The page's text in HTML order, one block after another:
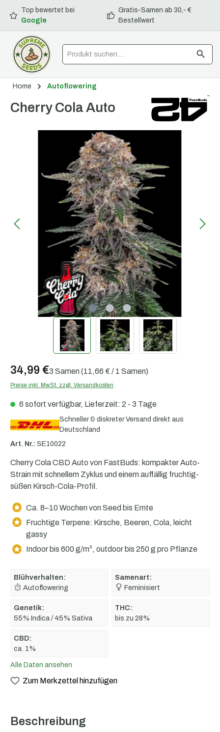
springen
Top bewertet bei
Google
Gratis-Samen ab 30,- €
Bestellwert
Home Autoflowering
Cherry Cola Auto
34,99 €3 Samen(11,66 € / 1 Samen)
Preise inkl. MwSt. zzgl. Versandkosten
6 sofort verfügbar, Lieferzeit: 2 - 3 Tage
Schneller & diskreter Versand direkt aus
Deutschland
Art. Nr.: SE10022
Cherry Cola CBD Auto von FastBuds: kompakter Auto-
Strain mit schnellem Zyklus und einem auffällig fruchtig-
süßen Kirsch-Cola-Profil.
Ca. 8–10 Wochen von Seed bis Ernte
Fruchtige Terpene: Kirsche, Beeren, Cola, leicht
gassy
Indoor bis 600 g/m², outdoor bis 250 g pro Pflanze
Blühverhalten:
Autoflowering
Samenart:
Feminisiert
Genetik:
55% Indica / 45% Sativa
THC:
bis zu 28%
CBD:
ca. 1%
Alle Daten ansehen
Zum Merkzettel hinzufügen
Bildergalerie überspringen
Beschreibung